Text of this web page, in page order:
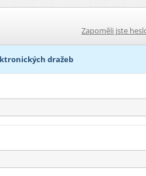
Zapoměli jste
dražeb